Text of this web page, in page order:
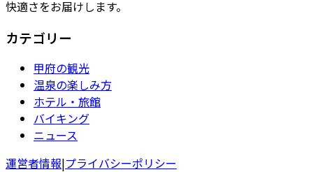
快適さをお届けします。
カテゴリー
甲府の観光
温泉の楽しみ方
ホテル・旅館
バイキング
ニュース
運営者情報|プライバシーポリシー